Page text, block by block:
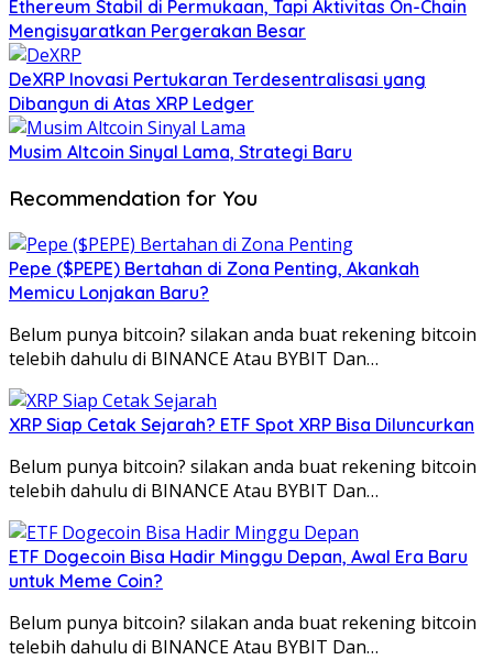
Ethereum Stabil di Permukaan, Tapi Aktivitas On-Chain
Mengisyaratkan Pergerakan Besar
DeXRP Inovasi Pertukaran Terdesentralisasi yang
Dibangun di Atas XRP Ledger
Musim Altcoin Sinyal Lama, Strategi Baru
Recommendation for You
Pepe ($PEPE) Bertahan di Zona Penting, Akankah
Memicu Lonjakan Baru?
Belum punya bitcoin? silakan anda buat rekening bitcoin
telebih dahulu di BINANCE Atau BYBIT Dan…
XRP Siap Cetak Sejarah? ETF Spot XRP Bisa Diluncurkan
Belum punya bitcoin? silakan anda buat rekening bitcoin
telebih dahulu di BINANCE Atau BYBIT Dan…
ETF Dogecoin Bisa Hadir Minggu Depan, Awal Era Baru
untuk Meme Coin?
Belum punya bitcoin? silakan anda buat rekening bitcoin
telebih dahulu di BINANCE Atau BYBIT Dan…